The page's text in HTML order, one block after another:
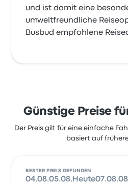
und ist damit eine
umweltfreundliche
Busbud empfohlene
Günstige Preise
Der Preis gilt für eine einfache
basiert auf
BESTER PREIS GEFUNDEN
04.08.05.08. Heute07.08.